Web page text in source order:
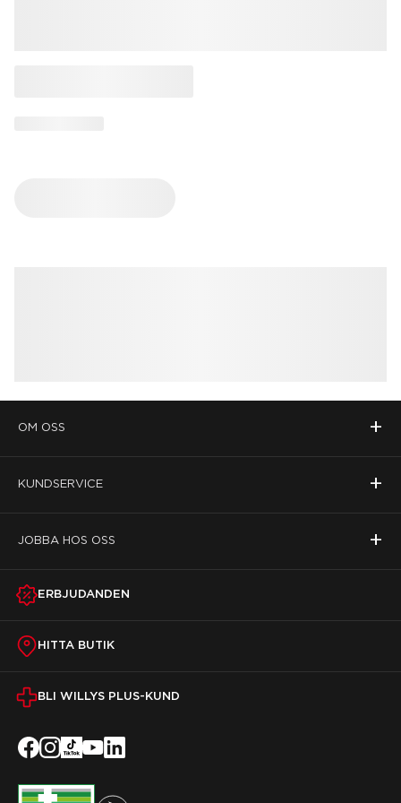
OM OSS +
KUNDSERVICE +
JOBBA HOS OSS +
ERBJUDANDEN
HITTA BUTIK
BLI WILLYS PLUS-KUND